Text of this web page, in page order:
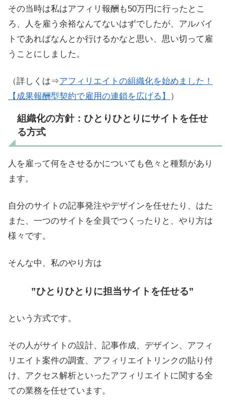
その当時は私はアフィリ報酬も50万円に行ったとこ
ろ、人を雇う余裕なんてないはずでしたが、アルバイ
トであればなんとか行けるかなと思い、思い切って雇
うことにしました。
（詳しくは⇒アフィリエイトの組織化を始めました！
【成果報酬型契約で雇用の連鎖を広げる】
）
組織化の方針：ひとりひとりにサイトを任せ
る方式
人を雇って何をさせるかについても色々と種類があり
ます。
自分のサイトの記事発注やデザインを任せたり、はた
また、一つのサイトを全員でつくったりと、やり方は
様々です。
そんな中、私のやり方は
”ひとりひとりに担当サイトを任せる”
という方式です。
その人がサイトの設計、記事作成、デザイン、アフィ
リエイト案件の調査、アフィリエイトリンクの貼り付
け、アクセス解析といったアフィリエイトに関する全
ての業務を任せています。